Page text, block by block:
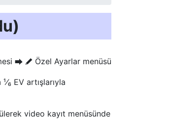
U A Özel Ayarlar menüsü
EV artışlarıyla
video kayıt menüsünde